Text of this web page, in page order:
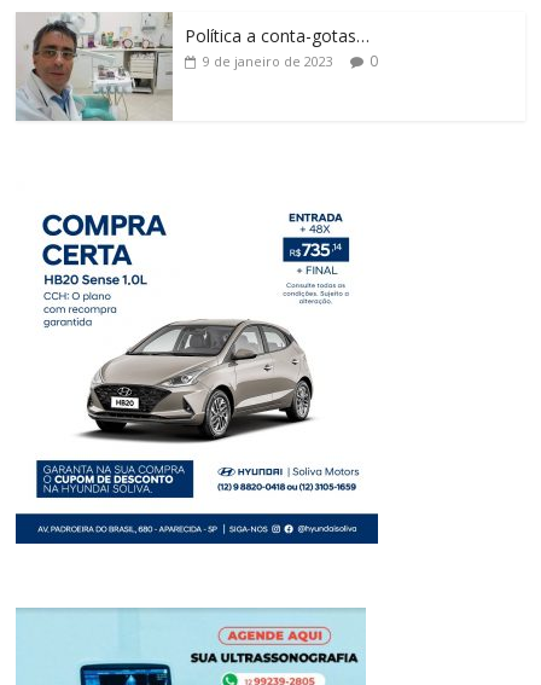
Política a conta-gotas…
9 de janeiro de 2023 0